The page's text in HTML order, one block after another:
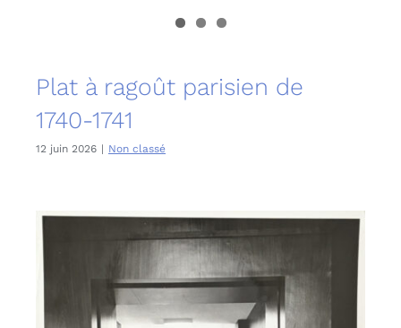
Plat à ragoût parisien de
1740-1741
12 juin 2026 | Non classé